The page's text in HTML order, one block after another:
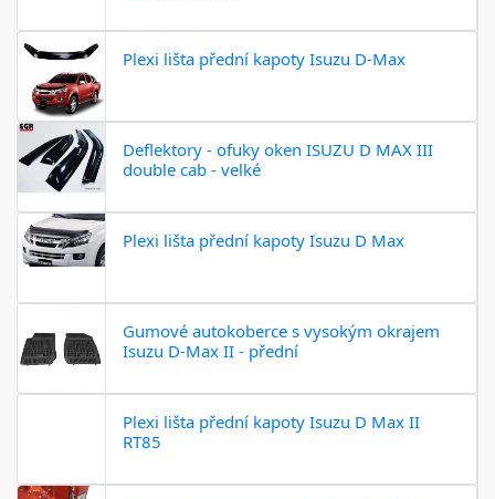
Plexi lišta přední kapoty Isuzu D-Max
Deflektory - ofuky oken ISUZU D MAX III
double cab - velké
Plexi lišta přední kapoty Isuzu D Max
Gumové autokoberce s vysokým okrajem
Isuzu D-Max II - přední
Plexi lišta přední kapoty Isuzu D Max II
RT85